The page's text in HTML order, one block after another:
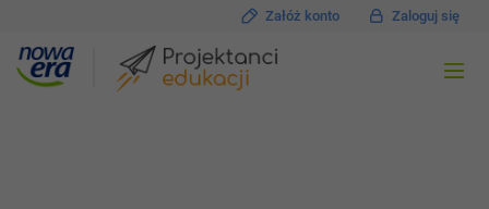
Załóż konto Zaloguj się